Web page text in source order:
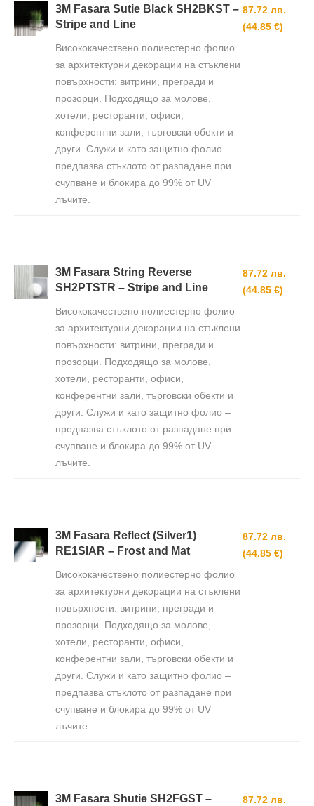
3M Fasara Sutie Black SH2BKST –
Stripe and Line
Висококачествено полиестерно фолио
за архитектурни декорации на стъклени
повърхности: витрини, прегради и
прозорци. Подходящо за молове,
хотели, ресторанти, офиси,
конферентни зали, търговски обекти и
други. Служи и като защитно фолио –
предпазва стъклото от разпадане при
счупване и блокира до 99% от UV
лъчите.
87.72 лв.
(44.85 €)
3M Fasara String Reverse
SH2PTSTR – Stripe and Line
Висококачествено полиестерно фолио
за архитектурни декорации на стъклени
повърхности: витрини, прегради и
прозорци. Подходящо за молове,
хотели, ресторанти, офиси,
конферентни зали, търговски обекти и
други. Служи и като защитно фолио –
предпазва стъклото от разпадане при
счупване и блокира до 99% от UV
лъчите.
87.72 лв.
(44.85 €)
3M Fasara Reflect (Silver1)
RE1SIAR – Frost and Mat
Висококачествено полиестерно фолио
за архитектурни декорации на стъклени
повърхности: витрини, прегради и
прозорци. Подходящо за молове,
хотели, ресторанти, офиси,
конферентни зали, търговски обекти и
други. Служи и като защитно фолио –
предпазва стъклото от разпадане при
счупване и блокира до 99% от UV
лъчите.
87.72 лв.
(44.85 €)
3M Fasara Shutie SH2FGST –
87.72 лв.